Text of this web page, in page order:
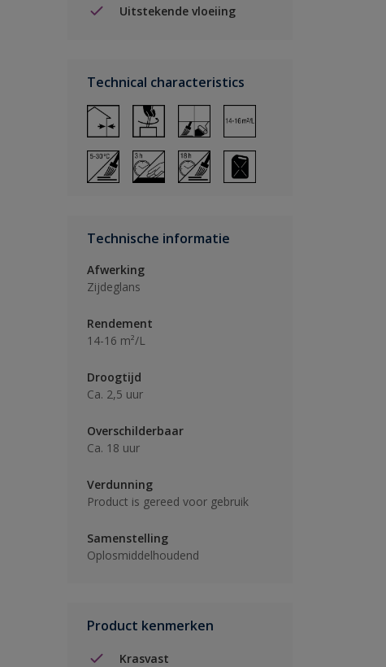
Uitstekende vloeiing
Technical characteristics
Technische informatie
Afwerking
Zijdeglans
Rendement
14-16 m²/L
Droogtijd
Ca. 2,5 uur
Overschilderbaar
Ca. 18 uur
Verdunning
Product is gereed voor gebruik
Samenstelling
Oplosmiddelhoudend
Product kenmerken
Krasvast